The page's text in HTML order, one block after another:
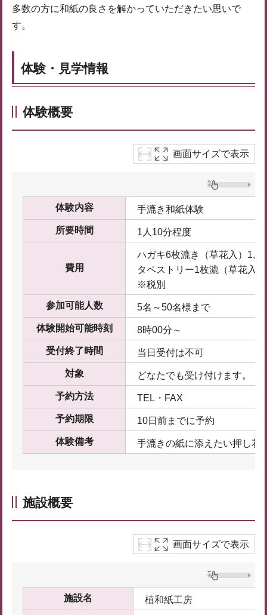
多数の方に和紙の良さを解かっていただきたい思いで
す。
体験・見学情報
体験概要
画面サイズで表示
体験内容 手漉き和紙体験
所要時間 1人10分程度
費用
ハガキ6枚漉き（草花入）
タペストリー1枚漉（草花入
※税別
参加可能人数 5名～50名様まで
体験開始可能時刻 8時00分～
受付終了時間 当日受付は不可
対象 どなたでも受け付けます。
予約方法 TEL・FAX
予約期限 10日前までに予約
体験備考 手漉きの紙に添えたい押し花
施設概要
画面サイズで表示
施設名 植和紙工房